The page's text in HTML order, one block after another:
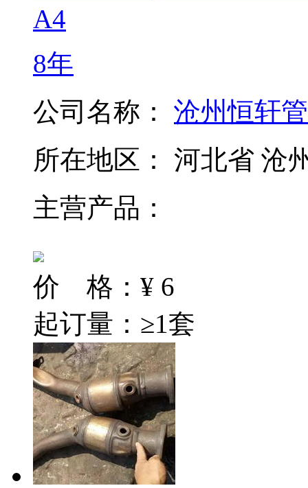
A4
8年
公司名称： 沧州恒轩
所在地区： 河北省 沧
主营产品：
价 格： ¥ 6
起订量：≥1套